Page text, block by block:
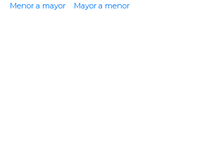
Menor a mayor Mayor a menor